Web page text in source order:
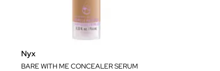
Nyx
BARE WITH ME CONCEALER SERUM